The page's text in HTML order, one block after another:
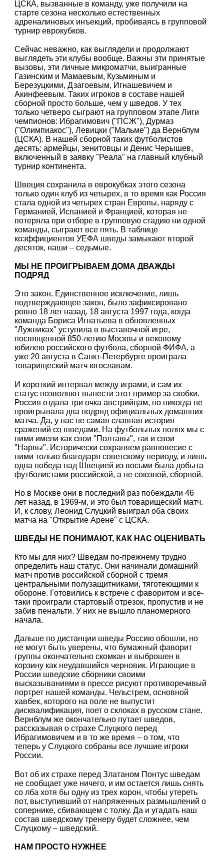
ЦСКА, вызванные в команду, уже получили на
старте сезона несколько естественных
адреналиновых инъекций, пробиваясь в групповой
турнир еврокубков.
Сейчас неважно, как выглядели и продолжают
выглядеть эти клубы вообще. Важны эти принятые
вызовы, эти личные микроматчи, выигранные
Газинским и Мамаевым, Кузьминым и
Березуцкими, Дзагоевым, Игнашевичем и
Акинфеевым. Таких игроков в составе нашей
сборной просто больше, чем у шведов. У тех
только четверо сыграют на групповом этапе Лиги
чемпионов: Ибрагимович ("ПСЖ"), Дурмаз
("Олимпиакос"), Левицки ("Мальме") да Вернблум
(ЦСКА). В нашей сборной таких футболистов
десять: армейцы, зенитовцы и Денис Черышев,
включенный в заявку "Реала" на главный клубный
турнир континента.
Швеция сохранила в еврокубках этого сезона
только один клуб из четырех, в то время как Россия
стала одной из четырех стран Европы, наряду с
Германией, Испанией и Францией, которая не
потеряла при отборе в групповую стадию ни одной
команды, сыграют все пять. В таблице
коэффициентов УЕФА шведы замыкают второй
десяток, наши – седьмые.
МЫ НЕ ПРОИГРЫВАЕМ ДОМА ДВАЖДЫ
ПОДРЯД
Это закон. Единственное исключение, лишь
подтверждающее закон, было зафиксировано
ровно 18 лет назад. 18 августа 1997 года, когда
команда Бориса Игнатьева в обновленных
"Лужниках" уступила в выставочной игре,
посвященной 850-летию Москвы и вековому
юбилею российского футбола, сборной ФИФА, а
уже 20 августа в Санкт-Петербурге проиграла
товарищеский матч югославам.
И короткий интервал между играми, и сам их
статус позволяют вынести этот пример за скобки.
Россия отдала три очка австрийцам, но никогда не
проигрывала два подряд официальных домашних
матча. Да, у нас не самая славная история
сражений со шведами. На футбольных полях мы с
ними имели как свои "Полтавы", так и свои
"Нарвы". Исторически сохраняем равновесие с
ними только благодаря советскому периоду, и лишь
одна победа над Швецией из восьми была добыта
футболистами российской, а не союзной, сборной.
Но в Москве они в последний раз побеждали 46
лет назад, в 1969-м, и это был товарищеский матч.
И, к слову, Леонид Слуцкий выиграл оба своих
матча на "Открытие Арене" с ЦСКА.
ШВЕДЫ НЕ ПОНИМАЮТ, КАК НАС ОЦЕНИВАТЬ
Кто мы для них? Шведам по-прежнему трудно
определить наш статус. Они начинали домашний
матч против российской сборной с тремя
центральными полузащитниками, тяготеющими к
обороне. Готовились к встрече с фаворитом и все-
таки проиграли стартовый отрезок, пропустив и не
забив пенальти. У них не вышло планомерного
начала.
Дальше по дистанции шведы Россию обошли, но
не могут быть уверены, что бумажный фаворит
группы окончательно скомкан и выброшен в
корзину как неудавшийся черновик. Играющие в
России шведские сборники своими
высказываниями в прессе рисуют противоречивый
портрет нашей команды. Чельстрем, основной
хавбек, которого на поле не выпустит
дисквалификация, поет о склоках в русском стане.
Вернблум же окончательно путает шведов,
рассказывая о страхе Слуцкого перед
Ибрагимовичем и в то же время – о том, что
теперь у Слуцкого собраны все лучшие игроки
России.
Вот об их страхе перед Златаном Понтус шведам
не сообщает уже ничего, и им остается лишь снять
со лба хотя бы одну из трех корон, чтобы утереть
пот, выступивший от напряженных размышлений о
сопернике, сбивающем с толку. Да и угадать наш
состав шведскому тренеру будет сложнее, чем
Слуцкому – шведский.
НАМ ПРОСТО НУЖНЕЕ